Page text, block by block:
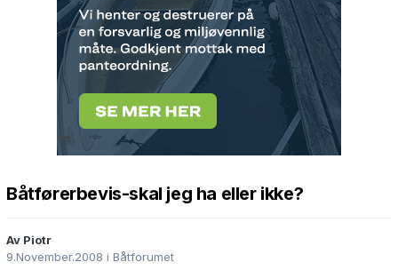
Båtførerbevis-skal jeg ha eller ikke?
Av Piotr
9.November.2008 i Båtforumet